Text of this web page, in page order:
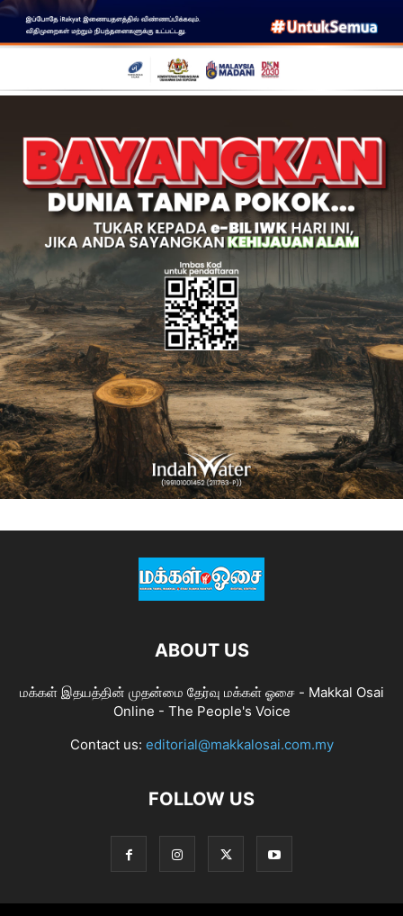
ABOUT US
மக்கள் இதயத்தின் முதன்மை தேர்வு மக்கள் ஓசை - Makkal Osai
Online - The People's Voice
Contact us: editorial@makkalosai.com.my
FOLLOW US